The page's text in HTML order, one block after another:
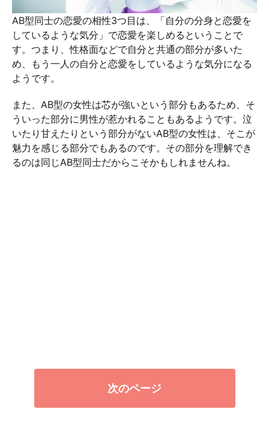
AB型同士の恋愛の相性3つ目は、「自分の分身と恋愛を
しているような気分」で恋愛を楽しめるということで
す。つまり、性格面などで自分と共通の部分が多いた
め、もう一人の自分と恋愛をしているような気分になる
ようです。
また、AB型の女性は芯が強いという部分もあるため、そ
ういった部分に男性が惹かれることもあるようです。泣
いたり甘えたりという部分がないAB型の女性は、そこが
魅力を感じる部分でもあるのです。その部分を理解でき
るのは同じAB型同士だからこそかもしれませんね。
次のページ